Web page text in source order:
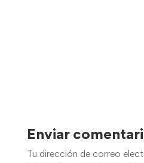
Enviar
Tu dirección de correo